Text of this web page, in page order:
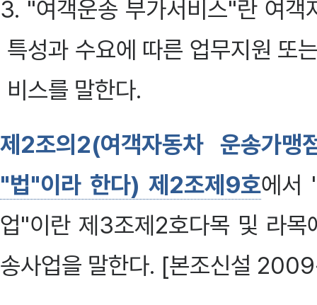
3. "여객운송 부가서비스"란 여객
특성과 수요에 따른 업무지원 또
비스를 말한다.
제2조의2(여객자동차 운송가맹
"법"이라 한다) 제2조제9호에서
업"이란 제3조제2호다목 및 라목
송사업을 말한다. [본조신설